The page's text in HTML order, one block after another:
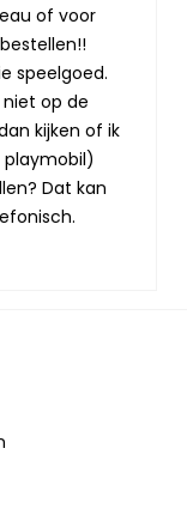
of voor
speelgoed.
op de
kijken of ik
Dat kan